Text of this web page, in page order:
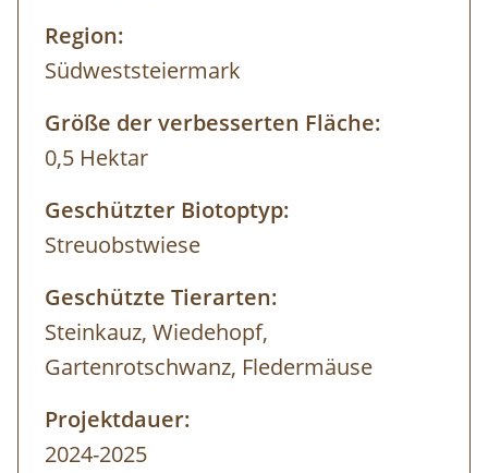
Region:
Südweststeiermark
Größe der verbesserten Fläche:
0,5 Hektar
Geschützter Biotoptyp:
Streuobstwiese
Geschützte Tierarten:
Steinkauz, Wiedehopf,
Gartenrotschwanz, Fledermäuse
Projektdauer:
2024-2025